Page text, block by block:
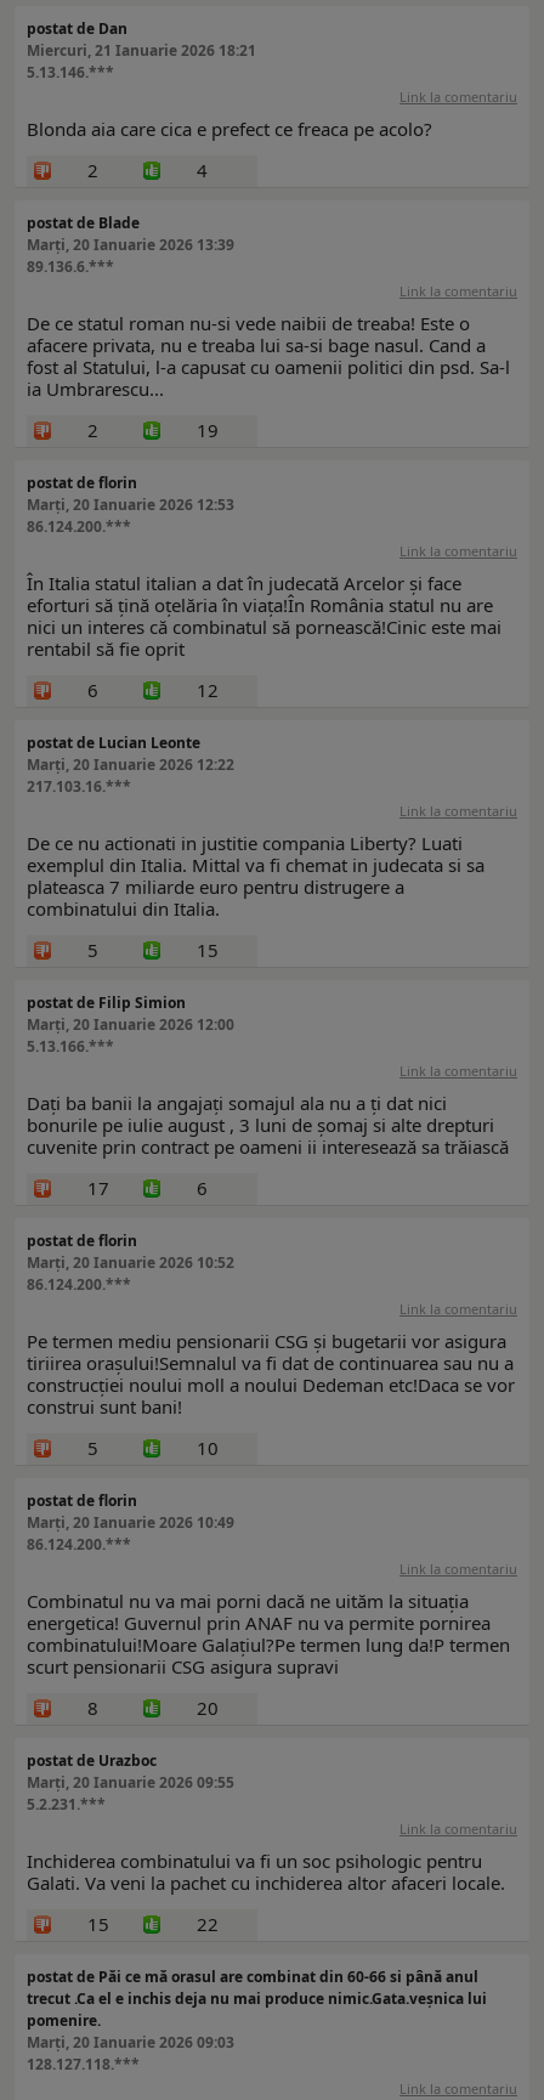
postat de Dan
Miercuri, 21 Ianuarie 2026 18:21
5.13.146.***
Link la comentariu
Blonda aia care cica e prefect ce freaca pe acolo?
2
4
postat de Blade
Marți, 20 Ianuarie 2026 13:39
89.136.6.***
Link la comentariu
De ce statul roman nu-si vede naibii de treaba! Este o
afacere privata, nu e treaba lui sa-si bage nasul. Cand a
fost al Statului, l-a capusat cu oamenii politici din psd. Sa-l
ia Umbrarescu...
2
19
postat de florin
Marți, 20 Ianuarie 2026 12:53
86.124.200.***
Link la comentariu
În Italia statul italian a dat în judecată Arcelor și face
eforturi să țină oțelăria în viața!În România statul nu are
nici un interes că combinatul să pornească!Cinic este mai
rentabil să fie oprit
6
12
postat de Lucian Leonte
Marți, 20 Ianuarie 2026 12:22
217.103.16.***
Link la comentariu
De ce nu actionati in justitie compania Liberty? Luati
exemplul din Italia. Mittal va fi chemat in judecata si sa
plateasca 7 miliarde euro pentru distrugere a
combinatului din Italia.
5
15
postat de Filip Simion
Marți, 20 Ianuarie 2026 12:00
5.13.166.***
Link la comentariu
Dați ba banii la angajați somajul ala nu a ți dat nici
bonurile pe iulie august , 3 luni de șomaj si alte drepturi
cuvenite prin contract pe oameni ii interesează sa trăiască
17
6
postat de florin
Marți, 20 Ianuarie 2026 10:52
86.124.200.***
Link la comentariu
Pe termen mediu pensionarii CSG și bugetarii vor asigura
tiriirea orașului!Semnalul va fi dat de continuarea sau nu a
construcției noului moll a noului Dedeman etc!Daca se vor
construi sunt bani!
5
10
postat de florin
Marți, 20 Ianuarie 2026 10:49
86.124.200.***
Link la comentariu
Combinatul nu va mai porni dacă ne uităm la situația
energetica! Guvernul prin ANAF nu va permite pornirea
combinatului!Moare Galațiul?Pe termen lung da!P termen
scurt pensionarii CSG asigura supravi
8
20
postat de Urazboc
Marți, 20 Ianuarie 2026 09:55
5.2.231.***
Link la comentariu
Inchiderea combinatului va fi un soc psihologic pentru
Galati. Va veni la pachet cu inchiderea altor afaceri locale.
15
22
postat de Păi ce mă orasul are combinat din 60-66 si până anul
trecut .Ca el e inchis deja nu mai produce nimic.Gata.veșnica lui
pomenire.
Marți, 20 Ianuarie 2026 09:03
128.127.118.***
Link la comentariu